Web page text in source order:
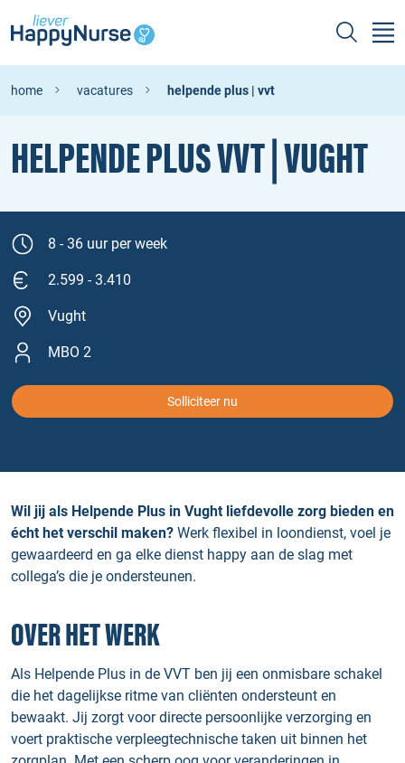
home vacatures helpende plus | vvt
HELPENDE PLUS VVT | VUGHT
8 - 36 uur per week
2.599 - 3.410
Vught
MBO 2
Solliciteer nu
Wil jij als Helpende Plus in Vught liefdevolle zorg bieden en
écht het verschil maken? Werk flexibel in loondienst, voel je
gewaardeerd en ga elke dienst happy aan de slag met
collega’s die je ondersteunen.
OVER HET WERK
Als Helpende Plus in de VVT ben jij een onmisbare schakel
die het dagelijkse ritme van cliënten ondersteunt en
bewaakt. Jij zorgt voor directe persoonlijke verzorging en
voert praktische verpleegtechnische taken uit binnen het